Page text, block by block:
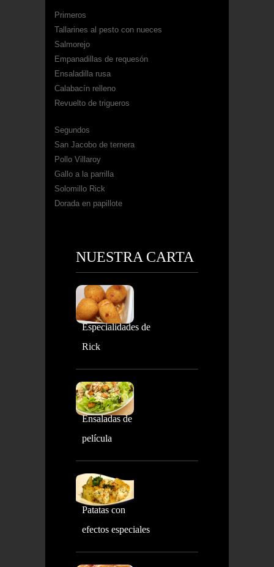
Primeros
Tallarines al pesto con nueces
Salmorejo
Empanadillas de requesón
Ensaladilla rusa
Calabacín relleno
Revuelto de trigueros
Segundos
San Jacobo de ternera
Pollo Villaroy
Gallo a la parrilla
Solomillo Rick
Dorada en papillote
NUESTRA CARTA
Especialidades de
Rick
Ensaladas de
película
Patatas con
efectos especiales